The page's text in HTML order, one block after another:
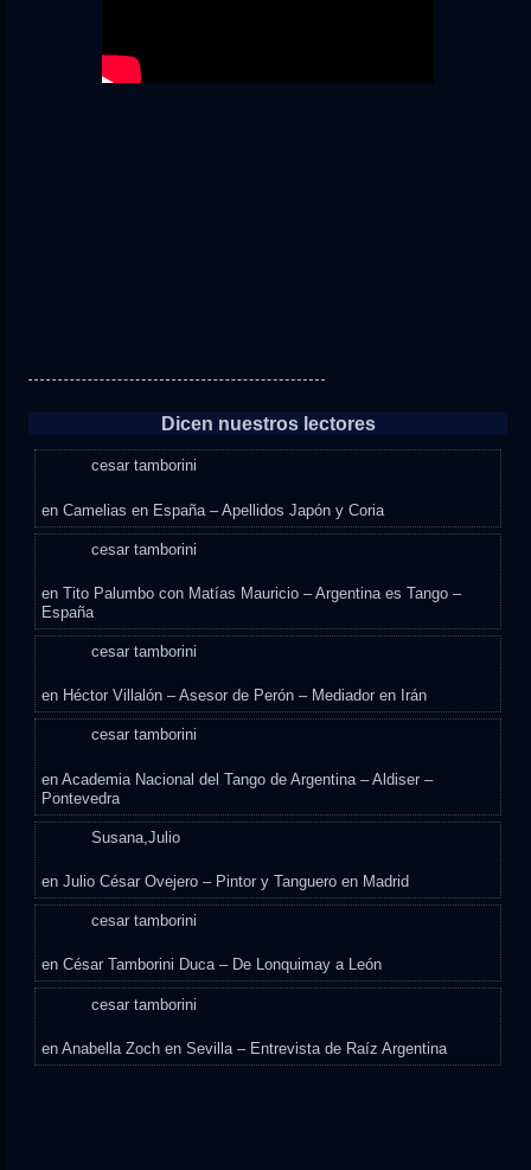
Dicen nuestros lectores
cesar tamborini
enCamelias en España – Apellidos Japón y Coria
cesar tamborini
enTito Palumbo con Matías Mauricio – Argentina es Tango –
España
cesar tamborini
en Héctor Villalón – Asesor de Perón – Mediador en Irán
cesar tamborini
enAcademia Nacional del Tango de Argentina – Aldiser –
Pontevedra
Susana,Julio
enJulio César Ovejero – Pintor y Tanguero en Madrid
cesar tamborini
enCésar Tamborini Duca – De Lonquimay a León
cesar tamborini
enAnabella Zoch en Sevilla – Entrevista de Raíz Argentina